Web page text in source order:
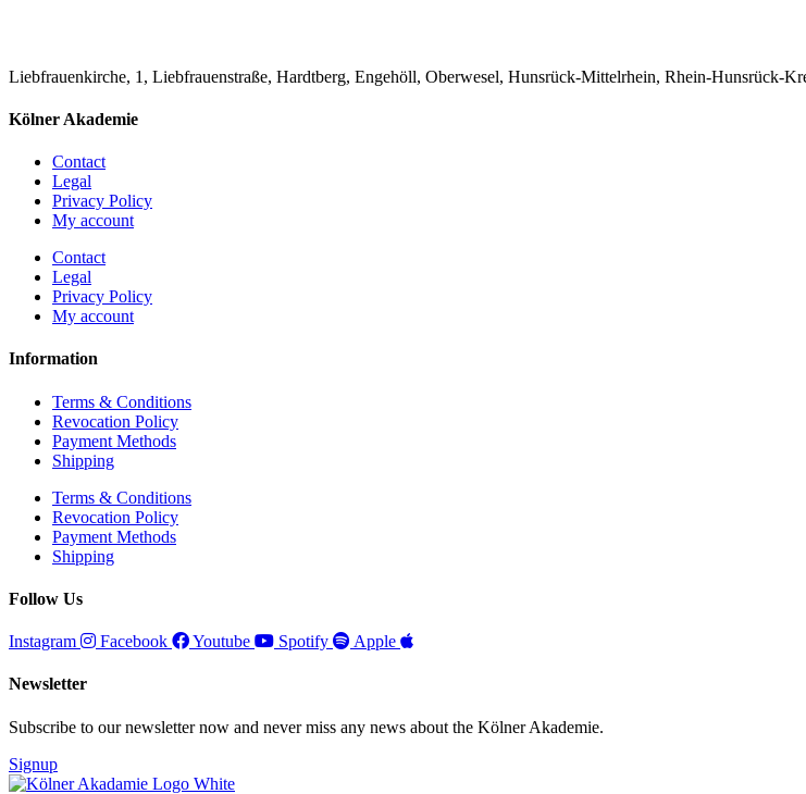
Liebfrauenkirche, 1, Liebfrauenstraße, Hardtberg, Engehöll, Oberwesel, Hunsrück-Mittelrhein, Rhein-Hunsrück-
Kölner Akademie
Contact
Legal
Privacy Policy
My account
Contact
Legal
Privacy Policy
My account
Information
Terms & Conditions
Revocation Policy
Payment Methods
Shipping
Terms & Conditions
Revocation Policy
Payment Methods
Shipping
Follow Us
Instagram Facebook Youtube Spotify Apple
Newsletter
Subscribe to our newsletter now and never miss any news about the Kölner Akademie.
Signup